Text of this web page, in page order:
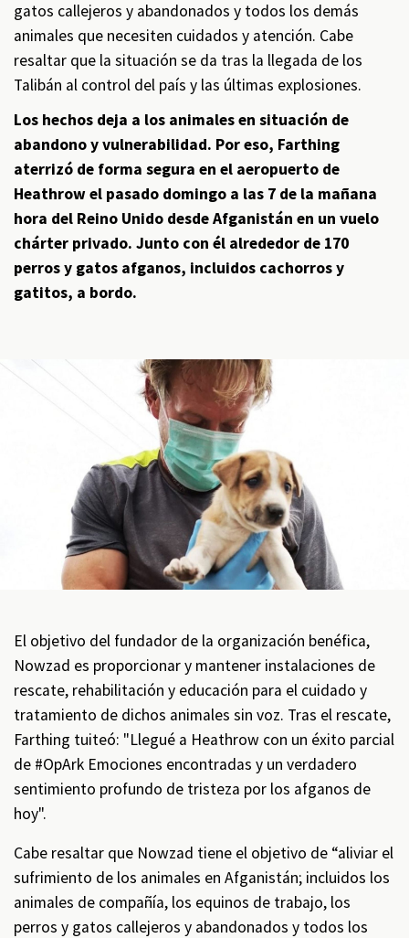
gatos callejeros y abandonados y todos los demás
animales que necesiten cuidados y atención. Cabe
resaltar que la situación se da tras la llegada de los
Talibán al control del país y las últimas explosiones.
Los hechos deja a los animales en situación de
abandono y vulnerabilidad. Por eso, Farthing
aterrizó de forma segura en el aeropuerto de
Heathrow el pasado domingo a las 7 de la mañana
hora del Reino Unido desde Afganistán en un vuelo
chárter privado. Junto con él alrededor de 170
perros y gatos afganos, incluidos cachorros y
gatitos, a bordo.
El objetivo del fundador de la organización benéfica,
Nowzad es proporcionar y mantener instalaciones de
rescate, rehabilitación y educación para el cuidado y
tratamiento de dichos animales sin voz. Tras el rescate,
Farthing tuiteó: "Llegué a Heathrow con un éxito parcial
de #OpArk Emociones encontradas y un verdadero
sentimiento profundo de tristeza por los afganos de
hoy".
Cabe resaltar que Nowzad tiene el objetivo de “aliviar el
sufrimiento de los animales en Afganistán; incluidos los
animales de compañía, los equinos de trabajo, los
perros y gatos callejeros y abandonados y todos los